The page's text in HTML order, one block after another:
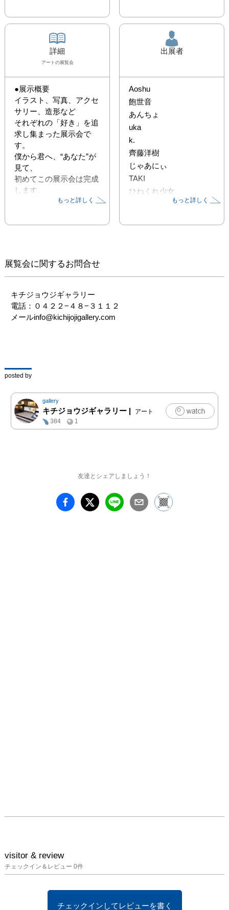
詳細
アート の展覧会
●展示概要
イラスト、写真、アクセ
サリー、造形など
それぞれの「好き」を追
求し集まった展示会で
す。
僕から君へ、“あなた”が
見て、
初めてこの展示会は完成
します。
メンバー 一同、皆様の
心よりお待ちしておりま
●作家プロフィール
AOSHU（あおしゅー）/
Hiroki Saito（ひろき　さ
いとう）/ k.（けい）
あんちょ / じゃあにぃ /
ひねくれ少女 / ふゆはる.
/ めるこ / まりも
●作家ホームページ
Twitter：@_willmakers_
もっと詳しく
出展者
Aoshu
飽世音
あんちょ
uka
k.
齊藤洋樹
じゃあにぃ
TAKI
ひねくれ少女
もっと詳しく
展覧会に関するお問合せ
キチジョウジギャラリー
電話：０４２２−４８−３１１２
メールinfo@kichijojigallery.com
posted by
gallery
キチジョウジギャラリー |
アート
384
1
友達とシェアしましょう！
visitor & review
チェックイン＆レビュー 0件
チェックインしてレビューを書く